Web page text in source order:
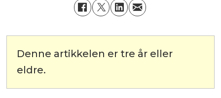
Denne artikkelen er tre år eller
eldre.